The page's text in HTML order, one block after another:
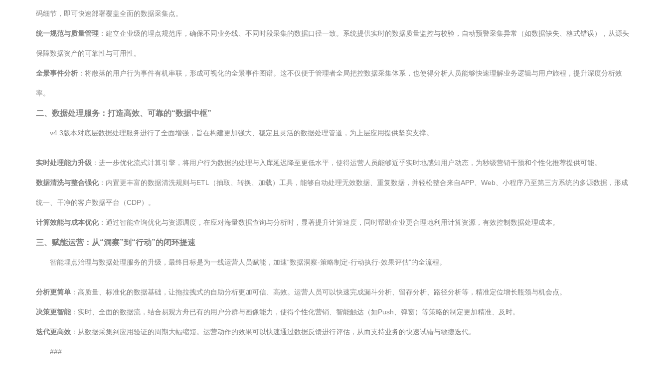
码细节，即可快速部署覆盖全面的数据采集点。
统一规范与质量管理 ：建立企业级的埋点规范库，确保不同业务线、不同时段采集的数据口径一致。系统提供实时的数据质量监控与校验，自动预警采集异常（如数据缺失、格式错误），从源头
保障数据资产的可靠性与可用性。
全景事件分析 ：将散落的用户行为事件有机串联，形成可视化的全景事件图谱。这不仅便于管理者全局把控数据采集体系，也使得分析人员能够快速理解业务逻辑与用户旅程，提升深度分析效
率。
二、数据处理服务：打造高效、可靠的“数据中枢”
v4.3版本对底层数据处理服务进行了全面增强，旨在构建更加强大、稳定且灵活的数据处理管道，为上层应用提供坚实支撑。
实时处理能力升级 ：进一步优化流式计算引擎，将用户行为数据的处理与入库延迟降至更低水平，使得运营人员能够近乎实时地感知用户动态，为秒级营销干预和个性化推荐提供可能。
数据清洗与整合强化：内置更丰富的数据清洗规则与ETL（抽取、转换、加载）工具，能够自动处理无效数据、重复数据，并轻松整合来自APP、Web、小程序乃至第三方系统的多源数据，形成
统一、干净的客户数据平台（CDP）。
计算效能与成本优化：通过智能查询优化与资源调度，在应对海量数据查询与分析时，显著提升计算速度，同时帮助企业更合理地利用计算资源，有效控制数据处理成本。
三、赋能运营：从“洞察”到“行动”的闭环提速
智能埋点治理与数据处理服务的升级，最终目标是为一线运营人员赋能，加速“数据洞察-策略制定-行动执行-效果评估”的全流程。
分析更简单 ：高质量、标准化的数据基础，让拖拉拽式的自助分析更加可信、高效。运营人员可以快速完成漏斗分析、留存分析、路径分析等，精准定位增长瓶颈与机会点。
决策更智能 ：实时、全面的数据流，结合易观方舟已有的用户分群与画像能力，使得个性化营销、智能触达（如Push、弹窗）等策略的制定更加精准、及时。
迭代更高效 ：从数据采集到应用验证的周期大幅缩短。运营动作的效果可以快速通过数据反馈进行评估，从而支持业务的快速试错与敏捷迭代。
###